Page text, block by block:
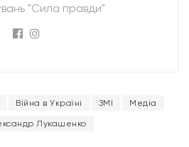
"Сила правди"
Війна в Україні ЗМІ Медіа
Лукашенко